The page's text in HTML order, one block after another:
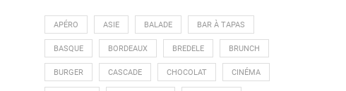
APÉRO ASIE BALADE BAR À TAPAS
BASQUE BORDEAUX BREDELE BRUNCH
BURGER CASCADE CHOCOLAT CINÉMA